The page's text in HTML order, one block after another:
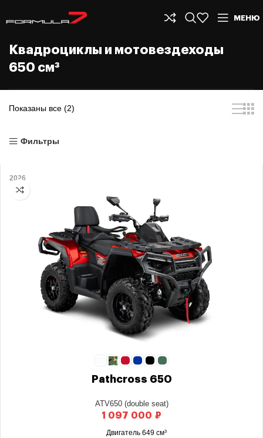
МЕНЮ
Квадроциклы и мотовездеходы
650 см³
Показаны все (2)
Фильтры
2026
Pathcross 650
ATV650 (double seat)
₽
Двигатель 649 см³